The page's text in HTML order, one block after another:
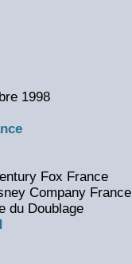
1998
Fox France
France
du Doublage